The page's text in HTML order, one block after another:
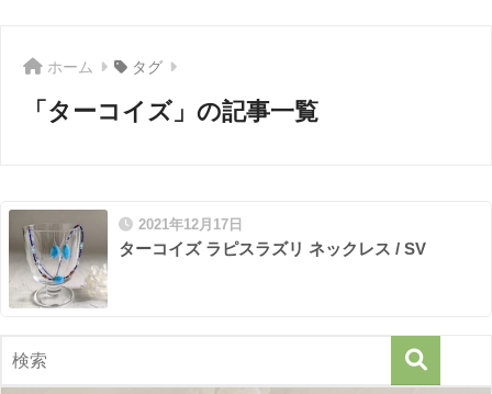
ホーム タグ
「ターコイズ」の記事一覧
2021年12月17日
ターコイズ ラピスラズリ ネックレス / SV